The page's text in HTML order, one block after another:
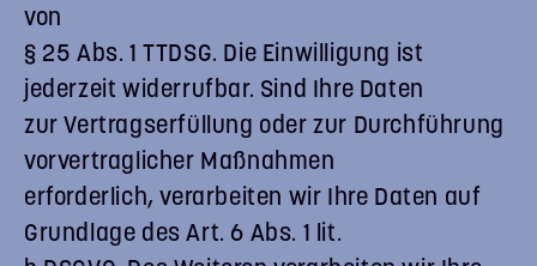
von
§ 25 Abs. 1 TTDSG. Die Einwilligung ist
jederzeit widerrufbar. Sind Ihre Daten
zur Vertragserfüllung oder zur Durchführung
vorvertraglicher Maßnahmen
erforderlich, verarbeiten wir Ihre Daten auf
Grundlage des Art. 6 Abs. 1 lit.